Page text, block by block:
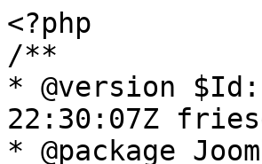
<?php
/**
* @version
22:30:07Z
* @package